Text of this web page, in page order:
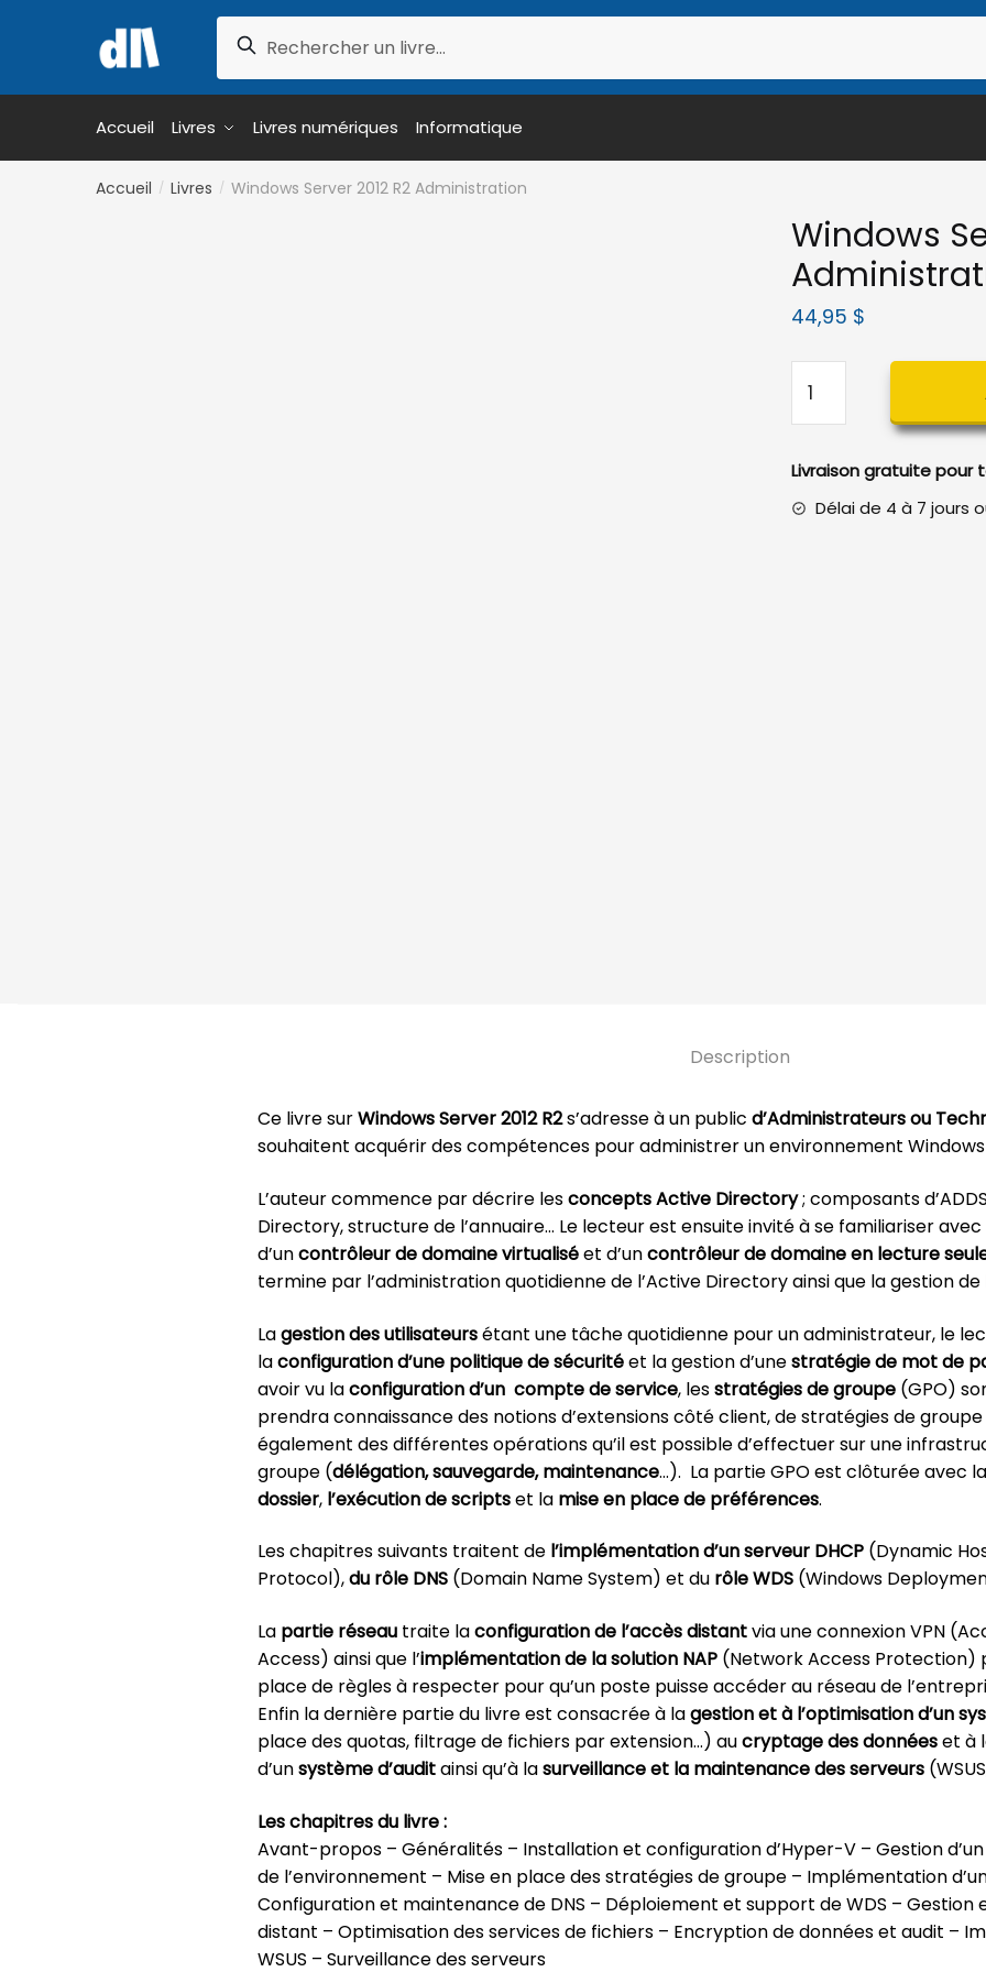
Recherche
pour :
Recherche
Accueil Livres Livres numériques Informatique
Accueil / Livres / Windows Server 2012 R2 Administration
Windows
44,95 $
de
Windows
2012
R2
Livraison gratuite pour
Délai de 4 à 7 jours
Description
Ce livre surWindows Server 2012 R2s’adresse à un public d’Administrateurs ou
souhaitent acquérir des compétences pour administrer un environnement Windows
L’auteur commence par décrire lesconcepts Active Directory; composants
Directory, structure de l’annuaire… Le lecteur est ensuite invité à se familiariser
d’uncontrôleur de domaine virtualiséet d’uncontrôleur de domaine en lecture
termine par l’administration quotidienne de l’Active Directory ainsi que la gestion de
Lagestion des utilisateursétant une tâche quotidienne pour un administrateur, le
laconfiguration d’une politique de sécuritéet la gestion d’unestratégie de mot de
avoir vu laconfiguration d’un compte de service, lesstratégies de groupe(GPO)
prendra connaissance des notions d’extensions côté client, de stratégies de
également des différentes opérations qu’il est possible d’effectuer sur une
groupe (délégation, sauvegarde, maintenance…). La partie GPO est clôturée avec la
dossier, l’exécution de scriptset la mise en place de préférences.
Les chapitres suivants traitent de l’implémentation d’un serveur DHCP(Dynamic
Protocol),du rôle DNS(Domain Name System) et du rôle WDS(Windows
La partie réseautraite laconfiguration de l’accès distantvia une connexion VPN
Access) ainsi que l’implémentation de la solution NAP(Network Access Protection)
place de règles à respecter pour qu’un poste puisse accéder au réseau de
Enfin la dernière partie du livre est consacrée à lagestion et à l’optimisation d’un
place des quotas, filtrage de fichiers par extension…) aucryptage des donnéeset à
d’unsystème d’auditainsi qu’à lasurveillance et la maintenance des serveurs
Les chapitres du livre :
Avant-propos – Généralités – Installation et configuration d’Hyper-V – Gestion d’un
de l’environnement – Mise en place des stratégies de groupe – Implémentation
Configuration et maintenance de DNS – Déploiement et support de WDS – Gestion
distant – Optimisation des services de fichiers – Encryption de données et audit –
WSUS – Surveillance des serveurs